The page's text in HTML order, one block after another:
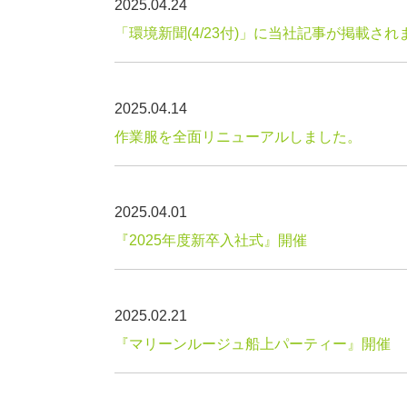
2025.04.24
「環境新聞(4/23付)」に当社記事が掲載され
2025.04.14
作業服を全面リニューアルしました。
2025.04.01
『2025年度新卒入社式』開催
2025.02.21
『マリーンルージュ船上パーティー』開催